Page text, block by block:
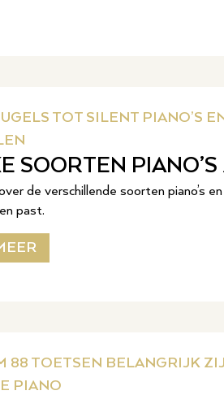
TOT SILENT PIANO’S
SOORTEN PIANO’S
de verschillende soorten piano’s
past.
88 TOETSEN BELANGRIJK
PIANO